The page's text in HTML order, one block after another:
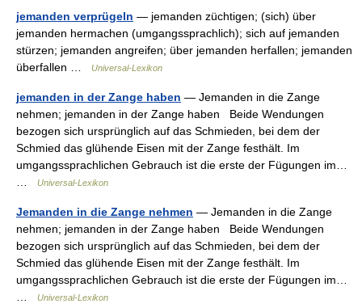
jemanden verprügeln — jemanden züchtigen; (sich) über
jemanden hermachen (umgangssprachlich); sich auf jemanden
stürzen; jemanden angreifen; über jemanden herfallen; jemanden
überfallen …
Universal-Lexikon
jemanden in der Zange haben — Jemanden in die Zange
nehmen; jemanden in der Zange haben Beide Wendungen
bezogen sich ursprünglich auf das Schmieden, bei dem der
Schmied das glühende Eisen mit der Zange festhält. Im
umgangssprachlichen Gebrauch ist die erste der Fügungen im…
Universal-Lexikon
Jemanden in die Zange nehmen — Jemanden in die Zange
nehmen; jemanden in der Zange haben Beide Wendungen
bezogen sich ursprünglich auf das Schmieden, bei dem der
Schmied das glühende Eisen mit der Zange festhält. Im
umgangssprachlichen Gebrauch ist die erste der Fügungen im…
Universal-Lexikon